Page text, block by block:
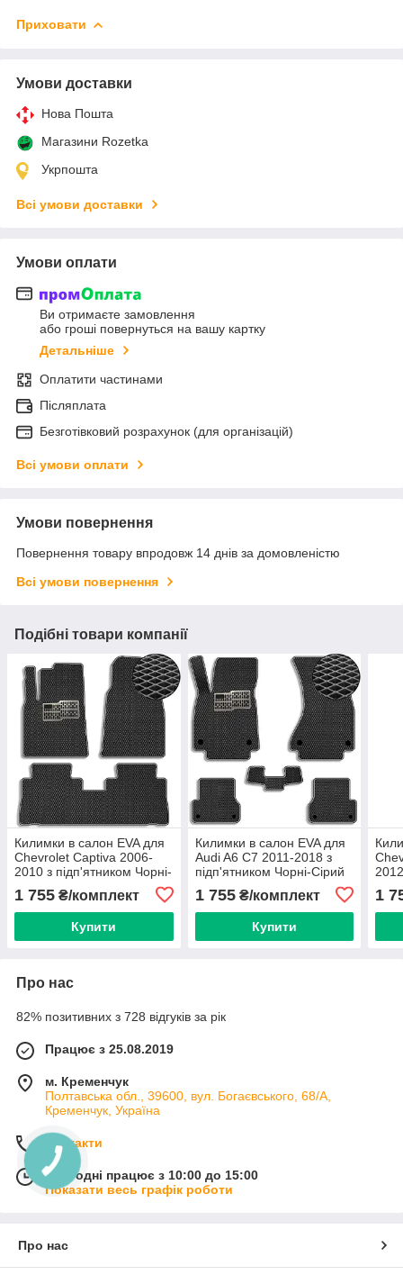
Приховати
Умови доставки
Нова Пошта
Магазини Rozetka
Укрпошта
Всі умови доставки
Умови оплати
Ви отримаєте замовлення
або гроші повернуться на вашу картку
Детальніше
Оплатити частинами
Післяплата
Безготівковий розрахунок (для організацій)
Всі умови оплати
Умови повернення
Повернення товару впродовж 14 днів за домовленістю
Всі умови повернення
Подібні товари компанії
Килимки в салон EVA для
Chevrolet Captiva 2006-
2010 з підп'ятником Чорні-
1 755 ₴/комплект
Купити
Килимки в салон EVA для
Audi A6 С7 2011-2018 з
підп'ятником Чорні-Сірий
1 755₴/комплект
Купити
1
Про нас
82% позитивних з 728 відгуків за рік
Працює з 25.08.2019
м. Кременчук
Полтавська обл., 39600, вул. Богаєвського, 68/А,
Кременчук, Україна
Контакти
Сьогодні працює з 10:00 до 15:00
Показати весь графік роботи
Про нас